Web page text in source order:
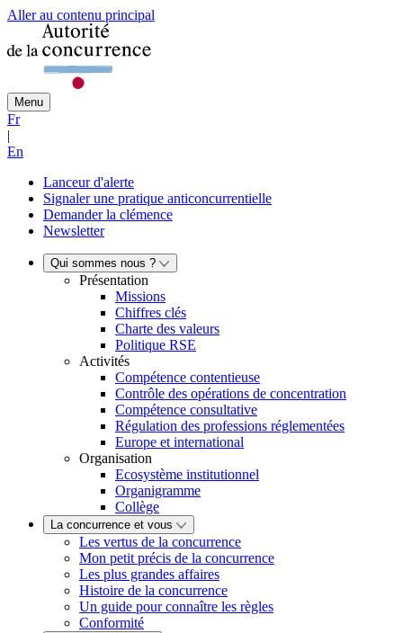
Aller au contenu principal
Menu
Fr
|
En
Lanceur d'alerte
Signaler une pratique anticoncurrentielle
Demander la clémence
Newsletter
Qui sommes nous ?
Présentation
Missions
Chiffres clés
Charte des valeurs
Politique RSE
Activités
Compétence contentieuse
Contrôle des opérations de concentration
Compétence consultative
Régulation des professions réglementées
Europe et international
Organisation
Ecosystème institutionnel
Organigramme
Collège
La concurrence et vous
Les vertus de la concurrence
Mon petit précis de la concurrence
Les plus grandes affaires
Histoire de la concurrence
Un guide pour connaître les règles
Conformité